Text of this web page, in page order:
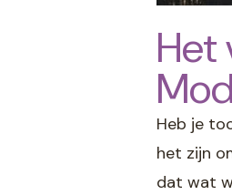
Het
Heb je
het zijn
dat wat